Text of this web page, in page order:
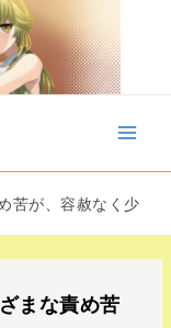
苦が、容赦なく少
まな責め苦